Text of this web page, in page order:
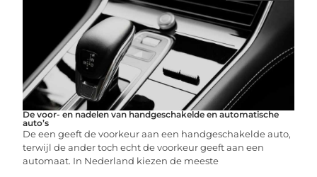
De voor- en nadelen van handgeschakelde en automatische
auto’s
De een geeft de voorkeur aan een handgeschakelde auto,
terwijl de ander toch echt de voorkeur geeft aan een
automaat. In Nederland kiezen de meeste